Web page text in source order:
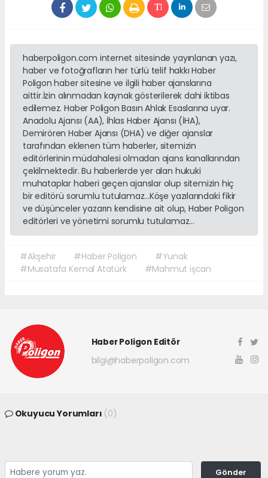
haberpoligon.com internet sitesinde yayınlanan yazı,
haber ve fotoğrafların her türlü telif hakkı Haber
Poligon haber sitesine ve ilgili haber ajanslarına
aittir.İzin alınmadan kaynak gösterilerek dahi iktibas
edilemez. Haber Poligon Basın Ahlak Esaslarına uyar.
Anadolu Ajansı (AA), İhlas Haber Ajansı (İHA),
Demirören Haber Ajansı (DHA) ve diğer ajanslar
tarafından eklenen tüm haberler, sitemizin
editörlerinin müdahalesi olmadan ajans kanallarından
çekilmektedir. Bu haberlerde yer alan hukuki
muhataplar haberi geçen ajanslar olup sitemizin hiç
bir editörü sorumlu tutulamaz...Köşe yazılarındaki fikir
ve düşünceler yazarın kendisine ait olup, Haber Poligon
editörleri ve yönetimi sorumlu tutulamaz...
#Akşehir #Haber Poligon
#Yunak
#Musatafa Kemal Atatürk
#Mahmut işcan
Haber Poligon Editör
bilgi@haberpoligon.com
Okuyucu Yorumları (0)
Gönder